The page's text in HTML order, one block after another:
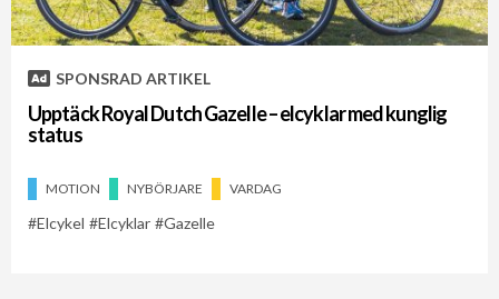
SPONSRAD ARTIKEL
Upptäck Royal Dutch Gazelle – elcyklar med kunglig
status
MOTION NYBÖRJARE VARDAG
Elcykel Elcyklar Gazelle